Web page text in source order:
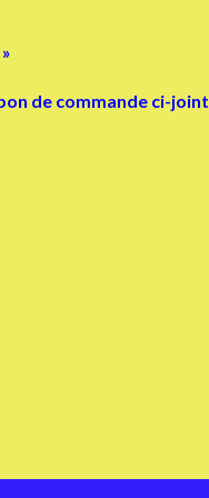
de commande ci-joint.